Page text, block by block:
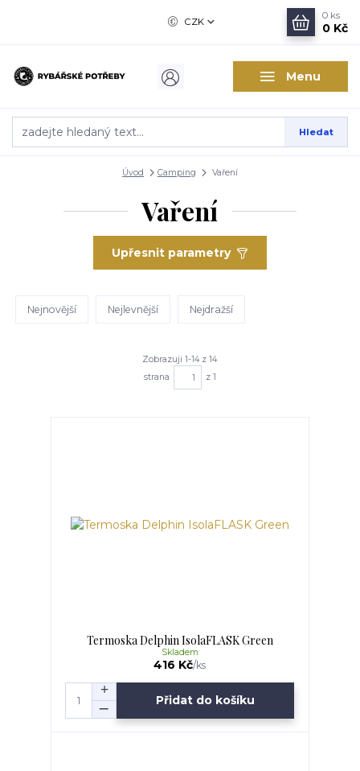
Menu
CZK
Hledat
0 ks
0 Kč
Úvod Camping Vaření
Vaření
Upřesnit parametry
Nejnovější Nejlevnější Nejdražší
Zobrazuji 1-14 z 14
strana
z 1
Termoska Delphin IsolaFLASK Green
416 Kč/ks
Skladem
Přidat do košíku